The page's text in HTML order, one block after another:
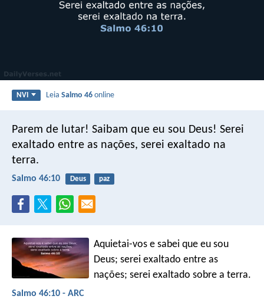
NVI LeiaSalmo 46 online
Parem de lutar! Saibam que eu sou Deus! Serei
exaltado entre as nações, serei exaltado na
terra.
Salmo 46:10 Deus paz
Aquietai-vos e sabei que eu sou
Deus; serei exaltado entre as
nações; serei exaltado sobre a terra.
Salmo 46:10 - ARC